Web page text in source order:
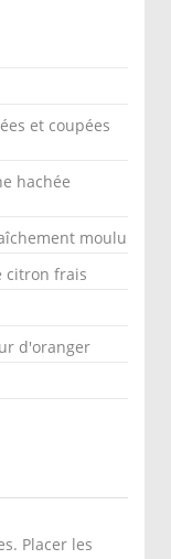
et coupées
hachée
moulu
citron frais
d'oranger
Placer les